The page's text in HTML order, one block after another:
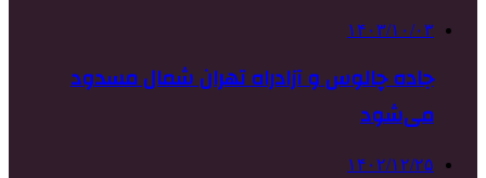
۱۴۰۳/۱۰/۰۳
جاده چالوس و آزادراه تهران شمال مسدود
می‌شود
۱۴۰۲/۱۲/۲۵